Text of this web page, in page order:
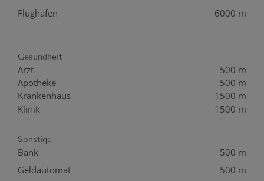
Flughafen 6000 m
Gesundheit
Arzt
500 m
Apotheke
500 m
Krankenhaus
1500 m
Klinik
1500 m
Sonstige
Bank
500 m
Geldautomat
500 m